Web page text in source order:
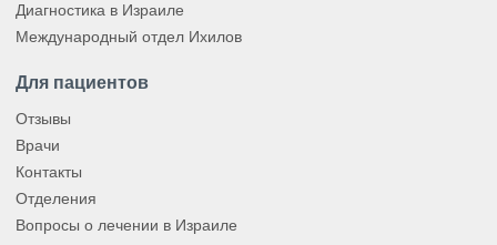
Диагностика в Израиле
Международный отдел Ихилов
Для пациентов
Отзывы
Врачи
Контакты
Отделения
Вопросы о лечении в Израиле